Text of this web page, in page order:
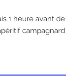
1 heure avant